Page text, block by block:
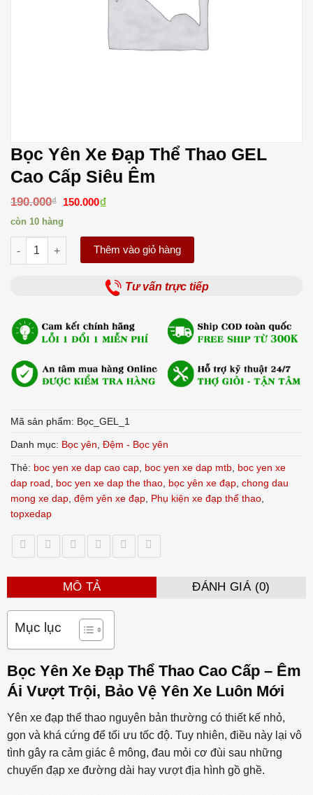
Bọc Yên Xe Đạp Thể Thao GEL
Cao Cấp Siêu Êm
190.000₫
Giá
là:
190.000₫.
150.000₫
150.000₫.
còn 10 hàng
Bọc Yên Xe Đạp Thể Thao GEL Cao Cấp Siêu Êm số lượng
Thêm vào giỏ hàng
Tư vấn trực tiếp
Mã sản phẩm: Bọc_GEL_1
Danh mục: Bọc yên Đệm - Bọc yên
Thẻ: boc yen xe dap cao cap boc yen xe dap mtb boc yen xe
dap road
boc yen xe dap the thao bọc yên xe đạp chong dau
mong xe dap đệm yên xe đạp Phụ kiện xe đạp thể thao
topxedap
MÔ TẢ ĐÁNH GIÁ (0)
Mục lục
Bọc Yên Xe Đạp Thể Thao Cao Cấp – Êm
Ái Vượt Trội, Bảo Vệ Yên Xe Luôn Mới
Yên xe đạp thể thao nguyên bản thường có thiết kế nhỏ,
gọn và khá cứng để tối ưu tốc độ. Tuy nhiên, điều này lại vô
tình gây ra cảm giác ê mông, đau mỏi cơ đùi sau những
chuyến đạp xe đường dài hay vượt địa hình gồ ghề.